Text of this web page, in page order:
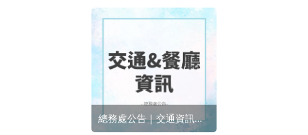
總務處公告｜交通資訊與餐廳營業資訊